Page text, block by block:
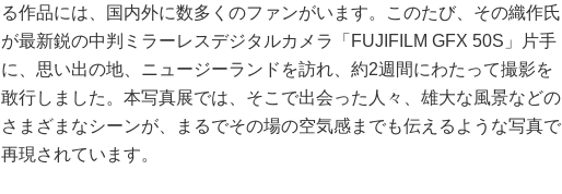
る作品には、国内外に数多くのファンがいます。このたび、その織作氏
が最新鋭の中判ミラーレスデジタルカメラ「FUJIFILM GFX 50S」片手
に、思い出の地、ニュージーランドを訪れ、約2週間にわたって撮影を
敢行しました。本写真展では、そこで出会った人々、雄大な風景などの
さまざまなシーンが、まるでその場の空気感までも伝えるような写真で
再現されています。